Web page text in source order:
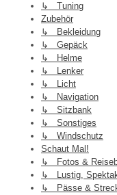
↳ Tuning
Zubehör
↳ Bekleidung
↳ Gepäck
↳ Helme
↳ Lenker
↳ Licht
↳ Navigation
↳ Sitzbank
↳ Sonstiges
↳ Windschutz
Schaut Mal!
↳ Fotos &
↳ Lustig,
↳ Pässe &